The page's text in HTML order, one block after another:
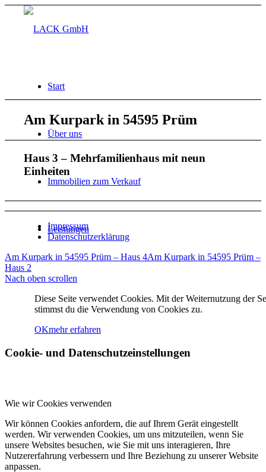
Start
Über uns
Immobilien zum Verkauf
Leistungen
Referenzen
Kontakt
Am Kurpark in 54595 Prüm
Haus 3 – Mehrfamilienhaus mit neun
Einheiten
Impressum
Datenschutzerklärung
Am Kurpark in 54595 Prüm – Haus 4Am Kurpark in 54595 Prüm –
Haus 2
Nach oben scrollen
Diese Seite verwendet Cookies. Mit der Weiternutzung der
stimmst du die Verwendung von Cookies zu.
OKmehr erfahren
Cookie- und Datenschutzeinstellungen
Wie wir Cookies verwenden
Wir können Cookies anfordern, die auf Ihrem Gerät eingestellt
werden. Wir verwenden Cookies, um uns mitzuteilen, wenn Sie
unsere Websites besuchen, wie Sie mit uns interagieren, Ihre
Nutzererfahrung verbessern und Ihre Beziehung zu unserer Website
anpassen.